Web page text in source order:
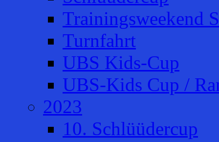
Trainingsweekend
Turnfahrt
UBS Kids-Cup
UBS-Kids Cup /
2023
10. Schlüüdercup